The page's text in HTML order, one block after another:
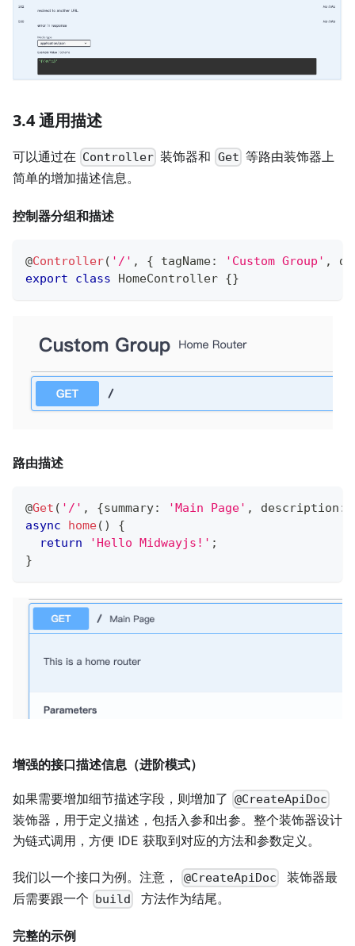
3.4 通用描述
可以通过在 Controller 装饰器和 Get 等路由装饰器上
简单的增加描述信息。
控制器分组和描述
@Controller( '/' , { tagName: 'Custom Group' ,
export
class HomeController {}
路由描述
@Get ( '/' , {summary: 'Main Page' , description :
async
home( )
{
return
'Hello Midwayjs!' ;
}
增强的接口描述信息（进阶模式）
如果需要增加细节描述字段，则增加了 @CreateApiDoc
装饰器，用于定义描述，包括入参和出参。整个装饰器设计
为链式调用，方便 IDE 获取到对应的方法和参数定义。
我们以一个接口为例。注意， @CreateApiDoc
装饰器最
后需要跟一个 build 方法作为结尾。
完整的示例